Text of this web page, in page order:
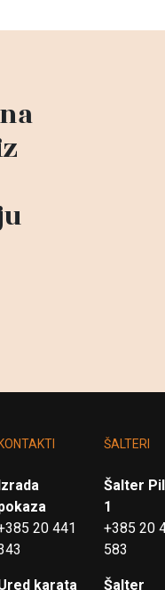
KONTAKTI
20 441
karata
ŠALTERI
Šalter
1
+385 20
583
Šalter